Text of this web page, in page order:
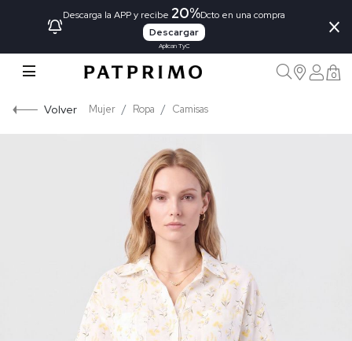
Descarga la APP y recibe 20%Dcto en una compra
Descargar
Aplican TyC
×
0
Volver Mujer Ropa Camisas